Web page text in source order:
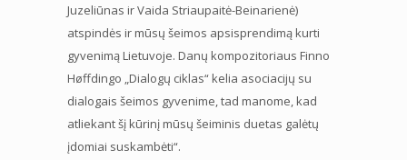
Juzeliūnas ir Vaida Striaupaitė-Beinarienė)
atspindės ir mūsų šeimos apsisprendimą kurti
gyvenimą Lietuvoje. Danų kompozitoriaus Finno
Høffdingo „Dialogų ciklas“ kelia asociacijų su
dialogais šeimos gyvenime, tad manome, kad
atliekant šį kūrinį mūsų šeiminis duetas galėtų
įdomiai suskambėti“.